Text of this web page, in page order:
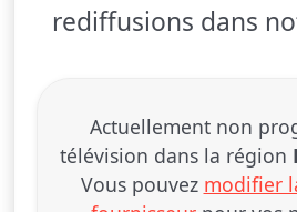
rediffusions dans
Actuellement non
télévision dans la région
Vous pouvez modifier